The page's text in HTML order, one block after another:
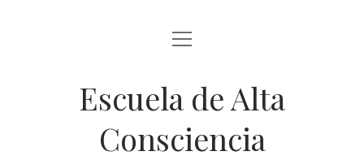
BLOG Y ARTÍCULOS
whatsapp
abrir
menú
Escuela de Alta
Consciencia